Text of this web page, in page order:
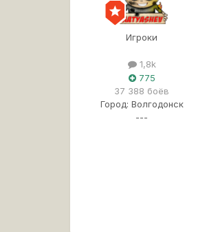
Игроки
1,8k
775
37 388 боёв
Город: Волгодонск
---